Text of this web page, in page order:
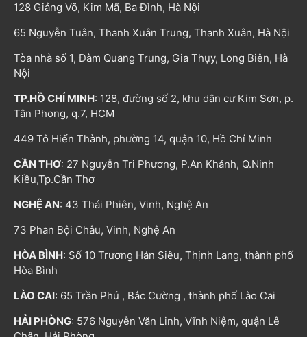
128 Giảng Võ, Kim Mã, Ba Đình, Hà Nội
65 Nguyễn Tuân, Thanh Xuân Trung, Thanh Xuân, Hà Nội
Tòa nhà số 1, Đàm Quang Trung, Gia Thụy, Long Biên, Hà
Nội
TP.HỒ CHÍ MINH: 128, đường số 2, khu dân cư Kim Sơn, p.
Tân Phong, q.7, HCM
449 Tô Hiến Thành, phường 14, quận 10, Hồ Chí Minh
CẦN THƠ: 27 Nguyễn Tri Phương, P.An Khánh, Q.Ninh
Kiều,Tp.Cần Thơ
NGHỆ AN: 43 Thái Phiên, Vinh, Nghệ An
73 Phan Bội Châu, Vinh, Nghệ An
HÒA BÌNH: Số 10 Trương Hán Siêu, Thịnh Lang, thành phố
Hòa Bình
LÀO CAI: 65 Trần Phú , Bắc Cường , thành phố Lào Cai
HẢI PHÒNG: 576 Nguyễn Văn Linh, Vĩnh Niệm, quận Lê